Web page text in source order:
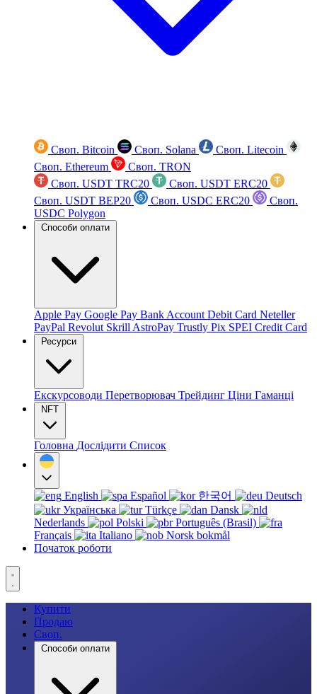
Своп. Bitcoin Своп. Solana
Своп. Litecoin
Своп. Ethereum
Своп. TRON
Своп. USDT TRC20
Своп. USDT ERC20
Своп. USDT BEP20
Своп. USDC ERC20
Своп.
USDC Polygon
Способи оплати
Apple Pay Google Pay Bank Account Debit Card Neteller
PayPal Revolut Skrill AstroPay Trustly Pix SPEI Credit Card
Ресурси
Екскурсоводи Перетворювач Трейдинг Ціни Гаманці
NFT
Головна Дослідити Список
English Español 한국어
Deutsch
Українська
Türkçe
Dansk
Nederlands
Polski
Português (Brasil)
Français
Italiano
Norsk bokmål
Початок роботи
Купити
Продаю
Своп.
Способи оплати